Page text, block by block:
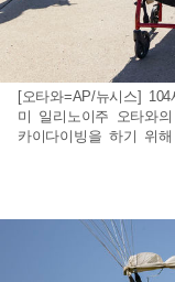
[오타와=AP/뉴시스]
미 일리노이주 오타와
카이다이빙을 하기 위